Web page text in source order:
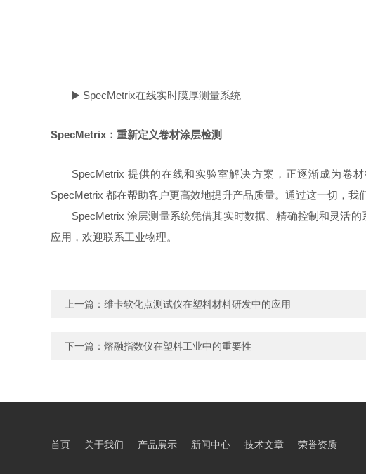
▶️ SpecMetrix在线实时膜厚测量系统
SpecMetrix： 重新定义卷材涂层检测
SpecMetrix 提供的在线和实验室解决方案，正逐渐成为卷
SpecMetrix 都在帮助客户更高效地提升产品质量。通过这一切，我
SpecMetrix 涂层测量系统凭借其实时数据、精确控制和灵活
应用，欢迎联系工业物理。
上一篇： 维卡软化点测试仪在塑料材料研发中的应用
下一篇： 熔融指数仪在塑料工业中的重要性
首页 关于我们 产品展示 新闻中心 技术文章 荣誉资质